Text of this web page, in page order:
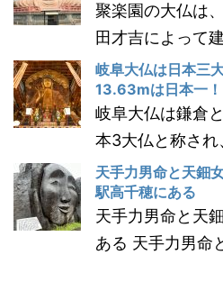
聚楽園の大仏は
田才吉によって
岐阜大仏は日本三
13.63mは日本一！
岐阜大仏は鎌倉
本3大仏と称され
天手力男命と天鈿
駅高千穂にある
天手力男命と天
ある 天手力男命